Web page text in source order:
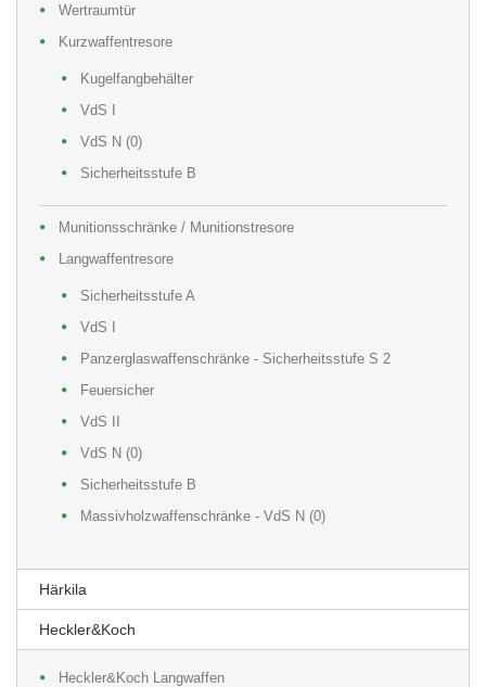
Wertraumtür
Kurzwaffentresore
Kugelfangbehälter
VdS I
VdS N (0)
Sicherheitsstufe B
Munitionsschränke / Munitionstresore
Langwaffentresore
Sicherheitsstufe A
VdS I
Panzerglaswaffenschränke - Sicherheitsstufe S 2
Feuersicher
VdS II
VdS N (0)
Sicherheitsstufe B
Massivholzwaffenschränke - VdS N (0)
Härkila
Heckler&Koch
Heckler&Koch Langwaffen